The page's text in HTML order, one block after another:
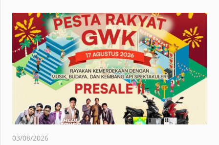
03/08/2026